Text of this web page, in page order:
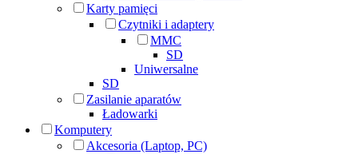
Karty pamięci
Czytniki i adaptery
MMC
SD
Uniwersalne
SD
Zasilanie aparatów
Ładowarki
Komputery
Akcesoria (Laptop, PC)